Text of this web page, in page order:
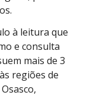
à leitura que
e consulta
mais de 3
regiões de